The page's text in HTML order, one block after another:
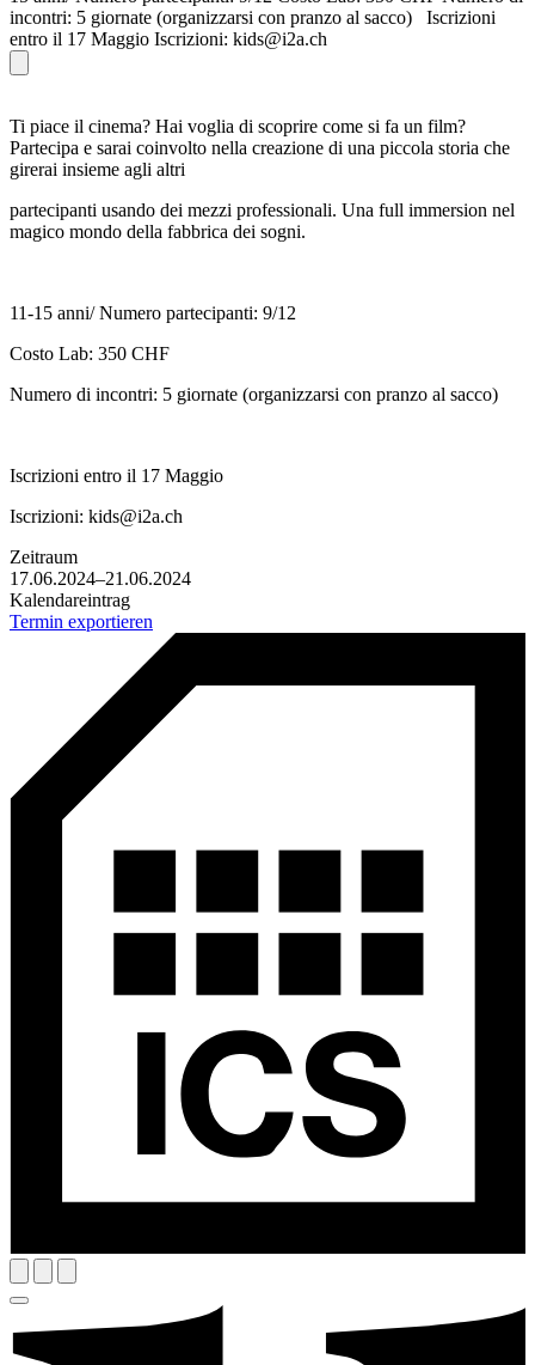
incontri: 5 giornate (organizzarsi con pranzo al sacco) Iscrizioni
entro il 17 Maggio Iscrizioni: kids@i2a.ch
Ti piace il cinema? Hai voglia di scoprire come si fa un film?
Partecipa e sarai coinvolto nella creazione di una piccola storia che
girerai insieme agli altri
partecipanti usando dei mezzi professionali. Una full immersion nel
magico mondo della fabbrica dei sogni.
11-15 anni/ Numero partecipanti: 9/12
Costo Lab: 350 CHF
Numero di incontri: 5 giornate (organizzarsi con pranzo al sacco)
Iscrizioni entro il 17 Maggio
Iscrizioni: kids@i2a.ch
Zeitraum
17.06.2024–21.06.2024
Kalendareintrag
Termin exportieren